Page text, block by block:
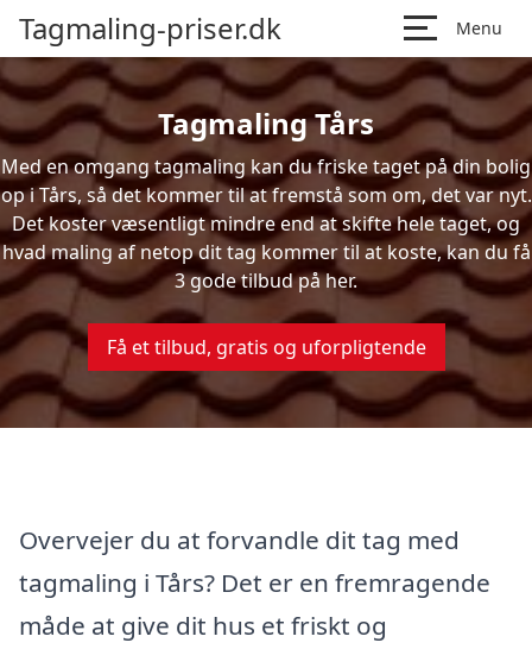
Tagmaling-priser.dk Menu
Tagmaling Tårs
Med en omgang tagmaling kan du friske taget på din bolig
op i Tårs, så det kommer til at fremstå som om, det var nyt.
Det koster væsentligt mindre end at skifte hele taget, og
hvad maling af netop dit tag kommer til at koste, kan du få
3 gode tilbud på her.
Få et tilbud, gratis og uforpligtende
Overvejer du at forvandle dit tag med
tagmaling i Tårs? Det er en fremragende
måde at give dit hus et friskt og